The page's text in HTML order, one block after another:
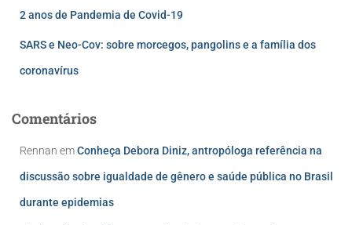
2 anos de Pandemia de Covid-19
SARS e Neo-Cov: sobre morcegos, pangolins e a família dos
coronavírus
Comentários
Rennan emConheça Debora Diniz, antropóloga referência na
discussão sobre igualdade de gênero e saúde pública no Brasil
durante epidemias